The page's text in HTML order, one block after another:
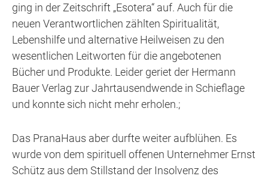
ging in der Zeitschrift „Esotera“ auf. Auch für die
neuen Verantwortlichen zählten Spiritualität,
Lebenshilfe und alternative Heilweisen zu den
wesentlichen Leitworten für die angebotenen
Bücher und Produkte. Leider geriet der Hermann
Bauer Verlag zur Jahrtausendwende in Schieflage
und konnte sich nicht mehr erholen.;
Das PranaHaus aber durfte weiter aufblühen. Es
wurde von dem spirituell offenen Unternehmer Ernst
Schütz aus dem Stillstand der Insolvenz des